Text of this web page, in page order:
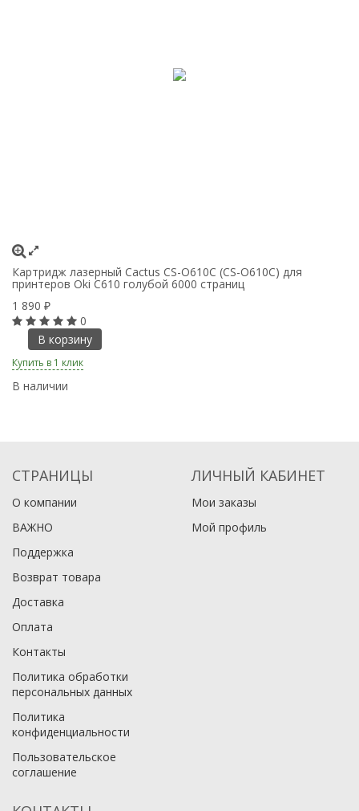
Картридж лазерный Cactus CS-O610C (CS-O610C) для
принтеров Oki C610 голубой 6000 страниц
1 890 ₽
0
В корзину
Купить в 1 клик
В наличии
СТРАНИЦЫ
О компании
ВАЖНО
Поддержка
Возврат товара
Доставка
Оплата
Контакты
Политика обработки
персональных данных
Политика
конфиденциальности
Пользовательское
соглашение
ЛИЧНЫЙ КАБИНЕТ
Мои заказы
Мой профиль